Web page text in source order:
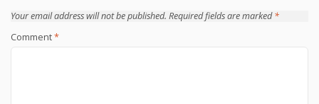
Your email address will not be published. Required fields are marked*
Comment*